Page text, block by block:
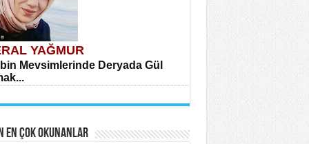
YAĞMUR
Mevsimlerinde Deryada Gül
EN ÇOK OKUNANLAR